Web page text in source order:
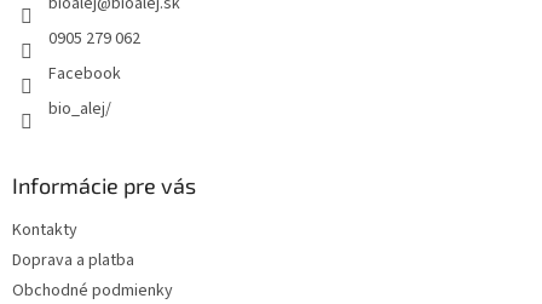
0905 279 062
Facebook
bio_alej/
Informácie pre vás
Kontakty
Doprava a platba
Obchodné podmienky